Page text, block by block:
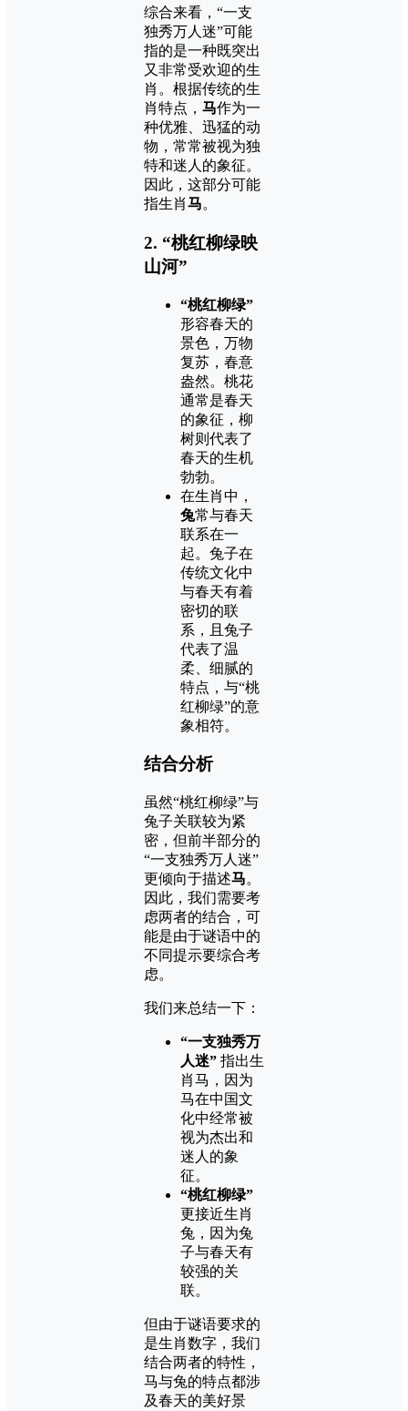
综合来看，“一支
独秀万人迷”可能
指的是一种既突出
又非常受欢迎的生
肖。根据传统的生
肖特点， 马作为一
种优雅、迅猛的动
物，常常被视为独
特和迷人的象征。
因此，这部分可能
指生肖马。
2. “桃红柳绿映
山河”
“桃红柳绿”
形容春天的
景色，万物
复苏，春意
盎然。桃花
通常是春天
的象征，柳
树则代表了
春天的生机
勃勃。
在生肖中，
兔常与春天
联系在一
起。兔子在
传统文化中
与春天有着
密切的联
系，且兔子
代表了温
柔、细腻的
特点，与“桃
红柳绿”的意
象相符。
结合分析
虽然“桃红柳绿”与
兔子关联较为紧
密，但前半部分的
“一支独秀万人迷”
更倾向于描述马。
因此，我们需要考
虑两者的结合，可
能是由于谜语中的
不同提示要综合考
虑。
我们来总结一下：
“一支独秀万
人迷” 指出生
肖马，因为
马在中国文
化中经常被
视为杰出和
迷人的象
征。
“桃红柳绿”
更接近生肖
兔，因为兔
子与春天有
较强的关
联。
但由于谜语要求的
是生肖数字，我们
结合两者的特性，
马与兔的特点都涉
及春天的美好景